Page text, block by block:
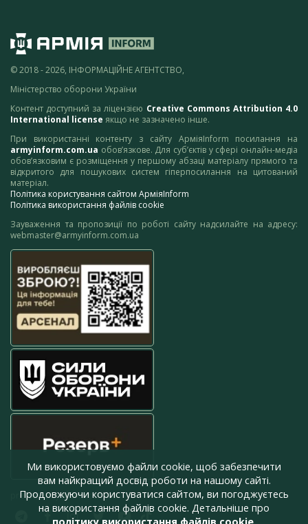
© 2018 - 2026, ІНФОРМАЦІЙНЕ АГЕНТСТВО,
Міністерство оборони України
Контент доступний за ліцензією Creative Commons Attribution 4.0
International license якщо не зазначено інше.
При використанні контенту з сайту АрміяInform посилання на
armyinform.com.ua обов’язкове. Для суб’єктів у сфері онлайн-медіа
обов’язковим є розміщення у першому абзаці матеріалу прямого та
відкритого для пошукових систем гіперпосилання на цитований
матеріал.
Політика користування сайтом АрміяInform
Політика використання файлів cookie
Зауваження та пропозиції по роботі сайту надсилайте на адресу:
webmaster@armyinform.com.ua
press@armyinform.com.ua
Ми використовуємо файли cookie, щоб забезпечити
вам найкращий досвід роботи на нашому сайті.
Продовжуючи користуватися сайтом, ви погоджуєтесь
на використання файлів cookie. Детальніше про